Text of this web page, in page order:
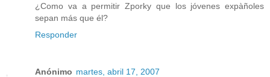
¿Como va a permitir Zporky que los jóvenes expàñoles
sepan más que él?
Responder
Anónimo martes, abril 17, 2007